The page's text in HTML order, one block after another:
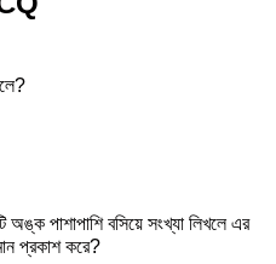
পাশাপাশি বসিয়ে সংখ্যা লিখলে এর
প্রকাশ করে?